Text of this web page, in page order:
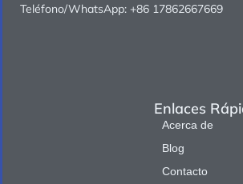
Enlaces
Acerca de
Blog
Contacto
Teléfono/WhatsApp: +86 17862667669